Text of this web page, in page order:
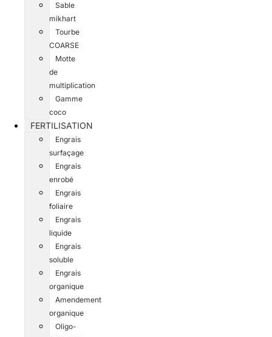
Sable
mikhart
Tourbe
COARSE
Motte
de
multiplication
Gamme
coco
FERTILISATION
Engrais
surfaçage
Engrais
enrobé
Engrais
foliaire
Engrais
liquide
Engrais
soluble
Engrais
organique
Amendement
organique
Oligo-